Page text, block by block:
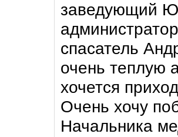
заведующий
спасатель
очень теплую
хочется
Очень хочу
Начальника